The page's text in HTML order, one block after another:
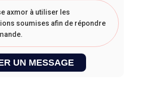
axmor à utiliser les
soumises afin de répondre
UN MESSAGE